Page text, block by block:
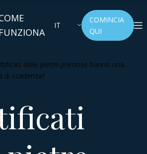
FUNZIONA
IT
COMINCIA
QUI
delle pietre preziose hanno una
di scadenza?